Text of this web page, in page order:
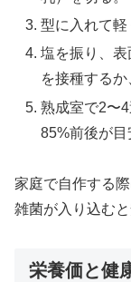
型に入れて軽
塩を振り、表
を接種するか
熟成室で2〜
85%前後が目
家庭で自作する
雑菌が入り込む
栄養価と健